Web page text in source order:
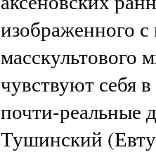
изображенного
масскультового
чувствуют себя
почти-реальные
Тушинский